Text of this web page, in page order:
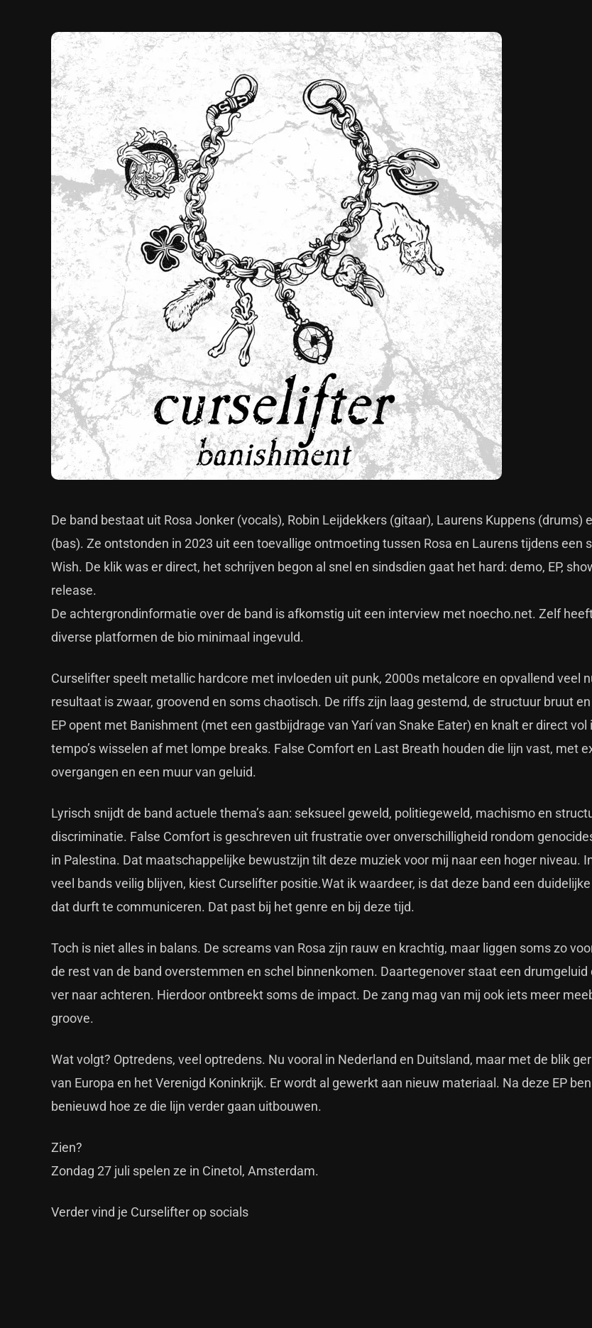
De band bestaat uit Rosa Jonker (vocals), Robin Leijdekkers (gitaar), Laurens Kuppens (drums)
(bas). Ze ontstonden in 2023 uit een toevallige ontmoeting tussen Rosa en Laurens tijdens een
Wish. De klik was er direct, het schrijven begon al snel en sindsdien gaat het hard: demo, EP,
release.
De achtergrondinformatie over de band is afkomstig uit een interview met noecho.net. Zelf
diverse platformen de bio minimaal ingevuld.
Curselifter speelt metallic hardcore met invloeden uit punk, 2000s metalcore en opvallend veel
resultaat is zwaar, groovend en soms chaotisch. De riffs zijn laag gestemd, de structuur bruut
EP opent met Banishment (met een gastbijdrage van Yarí van Snake Eater) en knalt er direct vol
tempo’s wisselen af met lompe breaks. False Comfort en Last Breath houden die lijn vast, met
overgangen en een muur van geluid.
Lyrisch snijdt de band actuele thema’s aan: seksueel geweld, politiegeweld, machismo en
discriminatie. False Comfort is geschreven uit frustratie over onverschilligheid rondom
in Palestina. Dat maatschappelijke bewustzijn tilt deze muziek voor mij naar een hoger niveau.
veel bands veilig blijven, kiest Curselifter positie.Wat ik waardeer, is dat deze band een
dat durft te communiceren. Dat past bij het genre en bij deze tijd.
Toch is niet alles in balans. De screams van Rosa zijn rauw en krachtig, maar liggen soms zo
de rest van de band overstemmen en schel binnenkomen. Daartegenover staat een
ver naar achteren. Hierdoor ontbreekt soms de impact. De zang mag van mij ook iets meer
groove.
Wat volgt? Optredens, veel optredens. Nu vooral in Nederland en Duitsland, maar met de blik
van Europa en het Verenigd Koninkrijk. Er wordt al gewerkt aan nieuw materiaal. Na deze EP
benieuwd hoe ze die lijn verder gaan uitbouwen.
Zien?
Zondag 27 juli spelen ze in Cinetol, Amsterdam.
Verder vind je Curselifter op socials